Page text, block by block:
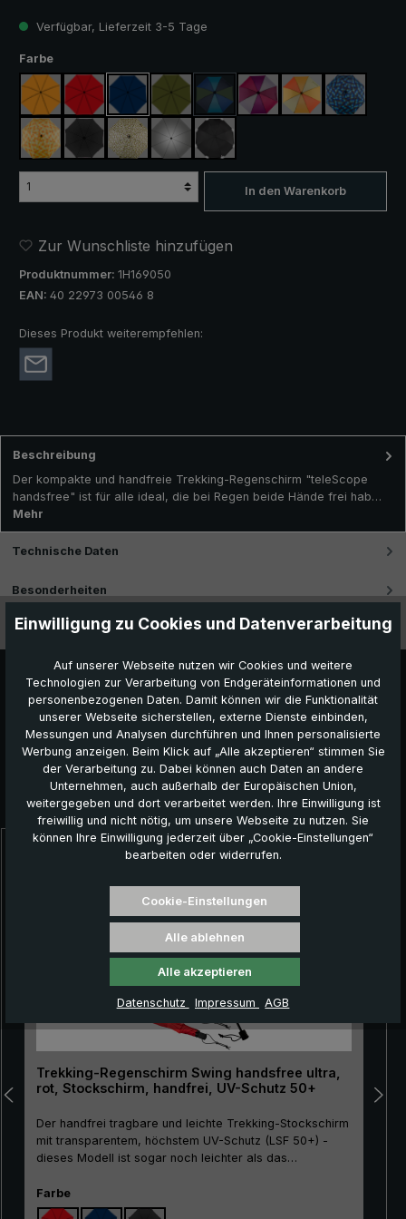
Verfügbar, Lieferzeit 3-5 Tage
Farbeauswählen
orange rot marineblauolivgrün blau / grün
(Diese Option ist zurzeit nicht
lila / rot / grauorange / gelb
blau /
gelb / orange kariert
schwarzcamouflagesilber, UV-Schutz 50+
schwarz, mit Reflektoren
In den Warenkorb
Zur Wunschliste hinzufügen
Produktnummer: 1H169050
EAN: 40 22973 00546 8
Dieses Produkt weiterempfehlen:
Beschreibung
Der kompakte und handfreie Trekking-Regenschirm "teleScope
handsfree" ist für alle ideal, die bei Regen beide Hände frei hab…
Mehr
Technische Daten
Besonderheiten
Videos
Produktgalerie überspringen
Das könnte Ihnen auch gefallen:
Trekking-Regenschirm Swing handsfree ultra,
rot, Stockschirm, handfrei, UV-Schutz 50+
Der handfrei tragbare und leichte Trekking-Stockschirm
mit transparentem, höchstem UV-Schutz (LSF 50+) -
dieses Modell ist sogar noch leichter als das
Stockschirm "Swing handsfree ultra" ist eine innovative
Lösung für alle, die gerne in der Natur unterwegs sind,
Farbeauswählen
Einwilligung zu Cookies und Datenverarbeitung
Auf unserer Webseite nutzen wir Cookies und weitere
Technologien zur Verarbeitung von Endgeräteinformationen und
personenbezogenen Daten. Damit können wir die Funktionalität
unserer Webseite sicherstellen, externe Dienste einbinden,
Messungen und Analysen durchführen und Ihnen personalisierte
Werbung anzeigen. Beim Klick auf „Alle akzeptieren“ stimmen Sie
der Verarbeitung zu. Dabei können auch Daten an andere
Unternehmen, auch außerhalb der Europäischen Union,
weitergegeben und dort verarbeitet werden. Ihre Einwilligung ist
freiwillig und nicht nötig, um unsere Webseite zu nutzen. Sie
können Ihre Einwilligung jederzeit über „Cookie-Einstellungen“
bearbeiten oder widerrufen.
Cookie-Einstellungen
Alle ablehnen
Alle akzeptieren
Datenschutz Impressum AGB